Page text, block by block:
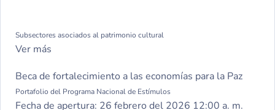
Subsectores asociados al patrimonio cultural
Ver más
Beca de fortalecimiento a las economías para la Paz
Portafolio del Programa Nacional de Estímulos
Fecha de apertura: 26 febrero del 2026 12:00 a. m.